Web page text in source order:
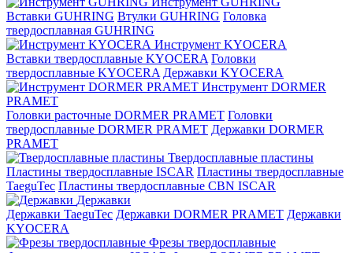
Вставки GUHRING Втулки GUHRING Головка
твердосплавная GUHRING
Инструмент KYOCERA
Вставки твердосплавные KYOCERA Головки
твердосплавные KYOCERA Державки KYOCERA
Инструмент DORMER
PRAMET
Головки расточные DORMER PRAMET Головки
твердосплавные DORMER PRAMET Державки DORMER
PRAMET
Твердосплавные пластины
Пластины твердосплавные ISCAR Пластины твердосплавные
TaeguTec Пластины твердосплавные CBN ISCAR
Державки
Державки TaeguTec Державки DORMER PRAMET Державки
KYOCERA
Фрезы твердосплавные